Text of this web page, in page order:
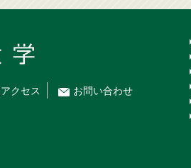
アクセス お問い合わせ